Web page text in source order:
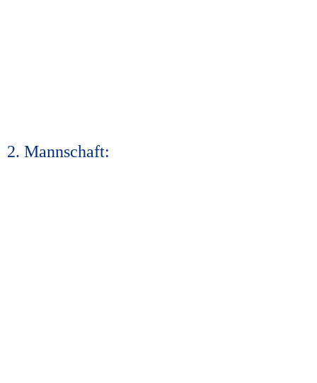
2. Mannschaft: